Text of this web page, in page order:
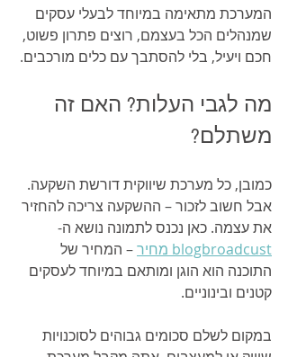
המערכת מתאימה במיוחד לבעלי עסקים
שמנהלים הכל בעצמם, רוצים פתרון פשוט,
חכם ויעיל, בלי להסתבך עם כלים מורכבים.
מה לגבי העלות? האם זה
משתלם?
כמובן, כל מערכת שיווקית דורשת השקעה.
אבל חשוב לזכור – ההשקעה צריכה להחזיר
את עצמה. כאן נכנס לתמונה נושא ה-
blogbroadcust מחיר
– המחיר של
התוכנה הוא הוגן ומותאם במיוחד לעסקים
קטנים ובינוניים.
במקום לשלם סכומים גבוהים לסוכנויות